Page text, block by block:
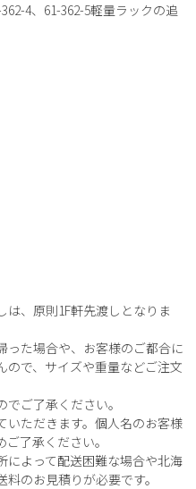
4、61-362-5軽量ラックの追
、原則1F軒先渡しとなりま
った場合や、お客様のご都合に
ので、サイズや重量などご注文
ご了承ください。
いただきます。個人名のお客様
了承ください。
によって配送困難な場合や北海
のお見積りが必要です。